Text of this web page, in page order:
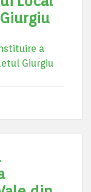
a
Giurgiu